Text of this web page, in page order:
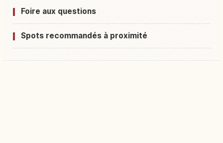
Foire aux questions
Spots recommandés à proximité